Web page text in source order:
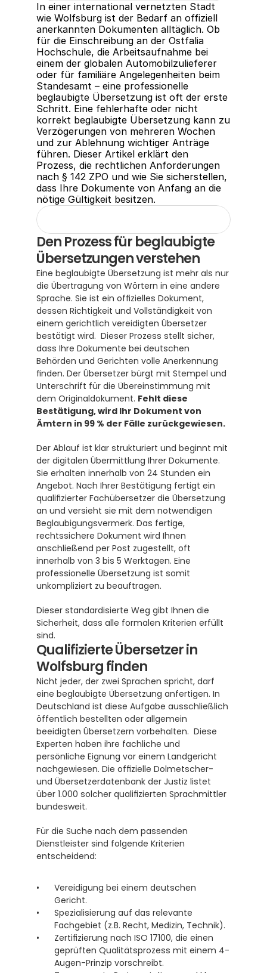
In einer international vernetzten Stadt
wie Wolfsburg ist der Bedarf an offiziell
anerkannten Dokumenten alltäglich. Ob
für die Einschreibung an der Ostfalia
Hochschule, die Arbeitsaufnahme bei
einem der globalen Automobilzulieferer
oder für familiäre Angelegenheiten beim
Standesamt – eine professionelle
beglaubigte Übersetzung ist oft der erste
Schritt. Eine fehlerhafte oder nicht
korrekt beglaubigte Übersetzung kann zu
Verzögerungen von mehreren Wochen
und zur Ablehnung wichtiger Anträge
führen. Dieser Artikel erklärt den
Prozess, die rechtlichen Anforderungen
nach § 142 ZPO und wie Sie sicherstellen,
dass Ihre Dokumente von Anfang an die
nötige Gültigkeit besitzen.
Den Prozess für beglaubigte
Übersetzungen verstehen
Eine beglaubigte Übersetzung ist mehr als nur
die Übertragung von Wörtern in eine andere
Sprache. Sie ist ein offizielles Dokument,
dessen Richtigkeit und Vollständigkeit von
einem gerichtlich vereidigten Übersetzer
bestätigt wird.  Dieser Prozess stellt sicher,
dass Ihre Dokumente bei deutschen
Behörden und Gerichten volle Anerkennung
finden. Der Übersetzer bürgt mit Stempel und
Unterschrift für die Übereinstimmung mit
dem Originaldokument. Fehlt diese
Bestätigung, wird Ihr Dokument von
Ämtern in 99 % der Fälle zurückgewiesen.
Der Ablauf ist klar strukturiert und beginnt mit
der digitalen Übermittlung Ihrer Dokumente.
Sie erhalten innerhalb von 24 Stunden ein
Angebot. Nach Ihrer Bestätigung fertigt ein
qualifizierter Fachübersetzer die Übersetzung
an und versieht sie mit dem notwendigen
Beglaubigungsvermerk. Das fertige,
rechtssichere Dokument wird Ihnen
anschließend per Post zugestellt, oft
innerhalb von 3 bis 5 Werktagen. Eine
professionelle Übersetzung ist somit
unkompliziert zu beauftragen.
Dieser standardisierte Weg gibt Ihnen die
Sicherheit, dass alle formalen Kriterien erfüllt
sind.
Qualifizierte Übersetzer in
Wolfsburg finden
Nicht jeder, der zwei Sprachen spricht, darf
eine beglaubigte Übersetzung anfertigen. In
Deutschland ist diese Aufgabe ausschließlich
öffentlich bestellten oder allgemein
beeidigten Übersetzern vorbehalten.  Diese
Experten haben ihre fachliche und
persönliche Eignung vor einem Landgericht
nachgewiesen. Die offizielle Dolmetscher-
und Übersetzerdatenbank der Justiz listet
über 1.000 solcher qualifizierten Sprachmittler
bundesweit.
Für die Suche nach dem passenden
Dienstleister sind folgende Kriterien
entscheidend:
Vereidigung bei einem deutschen
Gericht.
Spezialisierung auf das relevante
Fachgebiet (z.B. Recht, Medizin, Technik).
Zertifizierung nach ISO 17100, die einen
geprüften Qualitätsprozess mit einem 4-
Augen-Prinzip vorschreibt.